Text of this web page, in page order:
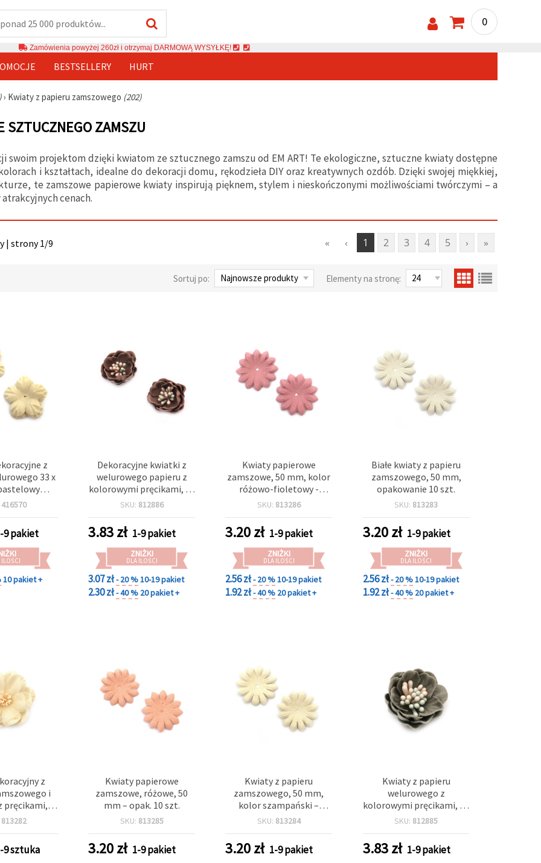
0
Zamówienia powyżej 260zł i otrzymaj DARMOWĄ WYSYŁKĘ!
BESTSELLERY HURT
› Kwiaty z papieru zamszowego (202)
SZTUCZNEGO ZAMSZU
swoim projektom dzięki kwiatom ze sztucznego zamszu od EM ART! Te ekologiczne, sztuczne kwiaty dostępne
i kształtach, idealne do dekoracji domu, rękodzieła DIY oraz kreatywnych ozdób. Dzięki swojej miękkiej,
te zamszowe papierowe kwiaty inspirują pięknem, stylem i nieskończonymi możliwościami twórczymi – a
cenach.
« ‹ 1 2 3 4 5 › »
| strony 1/9
Sortuj po: Elementy na stronę:
z
33 x
- 10 szt.
416570
9 pakiet
ILOŚCI
10 pakiet +
Dekoracyjne kwiatki z
welurowego papieru z
kolorowymi pręcikami, 30
x 20 mm, pastelowy róż
SKU: 812886
3.83zł 1-9 pakiet
ZNIŻKI
DLA ILOŚCI
3.07 zł- 20 %10-19 pakiet
2.30 zł- 40 % 20 pakiet +
Kwiaty papierowe
zamszowe, 50 mm, kolor
różowo-fioletowy -
opakowanie 10 szt.
SKU: 813286
3.20zł 1-9 pakiet
ZNIŻKI
DLA ILOŚCI
2.56 zł- 20 %10-19 pakiet
1.92 zł- 40 % 20 pakiet +
Białe kwiaty z papieru
zamszowego, 50 mm,
opakowanie 10 szt.
SKU: 813283
3.20zł 1-9 pakiet
ZNIŻKI
DLA ILOŚCI
2.56 zł- 20 %10-19 pakiet
1.92 zł- 40 % 20 pakiet +
z
i
pręcikami,
kolor
813282
9 sztuka
Kwiaty papierowe
zamszowe, różowe, 50
mm – opak. 10 szt.
SKU: 813285
3.20zł 1-9 pakiet
Kwiaty z papieru
zamszowego, 50 mm,
kolor szampański –
zestaw 10 szt. do
SKU: 813284
3.20zł 1-9 pakiet
Kwiaty z papieru
welurowego z
kolorowymi pręcikami, 30
x 20 mm, pastelowy szary
SKU: 812885
3.83zł 1-9 pakiet